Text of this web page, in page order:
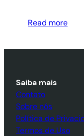
Read more
Saiba mais
Contato
Sobre nós
Política de
Termos de Uso